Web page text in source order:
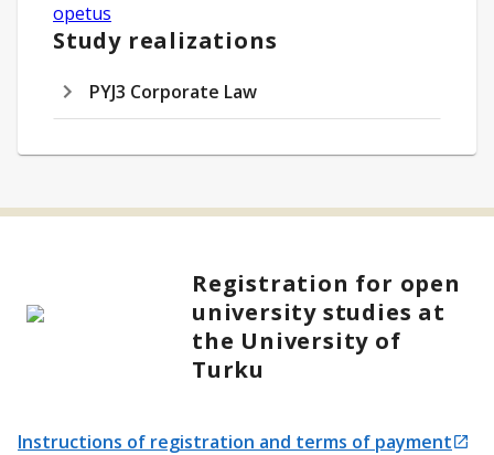
opetus
Study realizations
PYJ3 Corporate Law
Registration for open
university studies at
the University of
Turku
Instructions of registration and terms of payment